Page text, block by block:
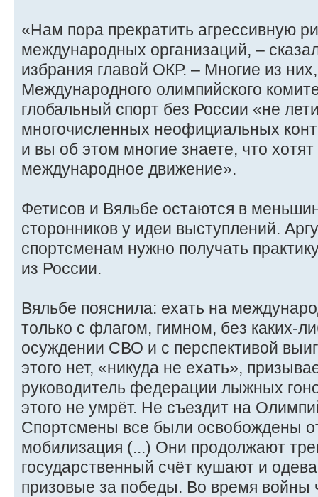
«Нам пора прекратить агрессивную
международных организаций, –
избрания главой ОКР. – Многие из
Международного олимпийского
глобальный спорт без России «не
многочисленных неофициальных
и вы об этом многие знаете, что
международное движение».
Фетисов и Вяльбе остаются в
сторонников у идеи выступлений.
спортсменам нужно получать
из России.
Вяльбе пояснила: ехать на
только с флагом, гимном, без каких-
осуждении СВО и с перспективой
этого нет, «никуда не ехать»,
руководитель федерации лыжных
этого не умрёт. Не съездит на
Спортсмены все были освобождены
мобилизация (...) Они продолжают
государственный счёт кушают и
призовые за победы. Во время войны